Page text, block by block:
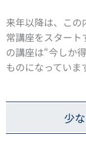
来年以降は、こ
常講座をスタート
の講座は“今しか
ものになっていま
少